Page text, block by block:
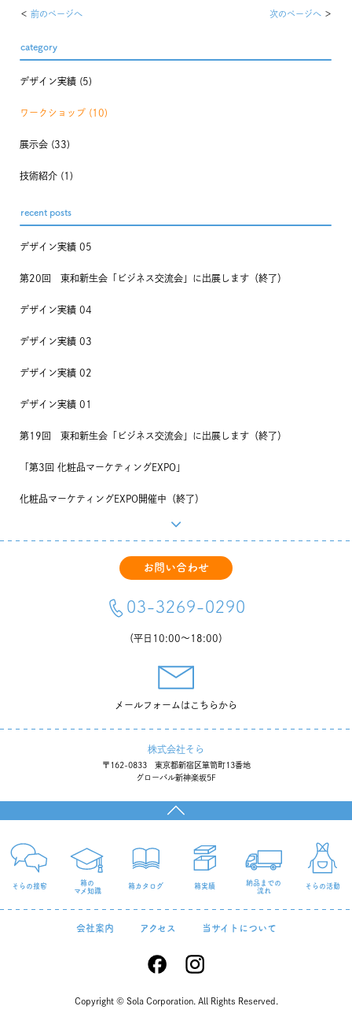
前のページへ 次のページへ
category
デザイン実績 (5)
ワークショップ (10)
展示会 (33)
技術紹介 (1)
recent posts
デザイン実績 05
第20回 東和新生会「ビジネス交流会」に出展します（終了）
デザイン実績 04
デザイン実績 03
デザイン実績 02
デザイン実績 01
第19回 東和新生会「ビジネス交流会」に出展します（終了）
「第3回 化粧品マーケティングEXPO」
化粧品マーケティングEXPO開催中（終了）
「第3回 化粧品マーケティングEXPO」ノベルティご紹介
「第3回 化粧品マーケティングEXPO」に出展します（終了）
「第11回化粧品開発展」に出展します（終了）
「第10回化粧品開発展」に出展します（終了）
ワークショップレポート「ハコ作りナイト４」
ワークショップ「ハコ作りナイト」開催のお知らせ（終了）
「第9回化粧品開発展」
お問い合わせ
03-3269-0290
（平日10:00〜18:00）
メールフォームはこちらから
株式会社そら
〒162-0833 東京都新宿区箪笥町13番地
グローバル新神楽坂5F
そらの接客
箱の
マメ知識
箱カタログ 箱実績
納品までの
流れ
そらの活動
会社案内 アクセス 当サイトについて
Copyright © Sola Corporation. All Rights Reserved.